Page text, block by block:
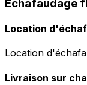
Échafaudage
Location
Location
Livraison sur